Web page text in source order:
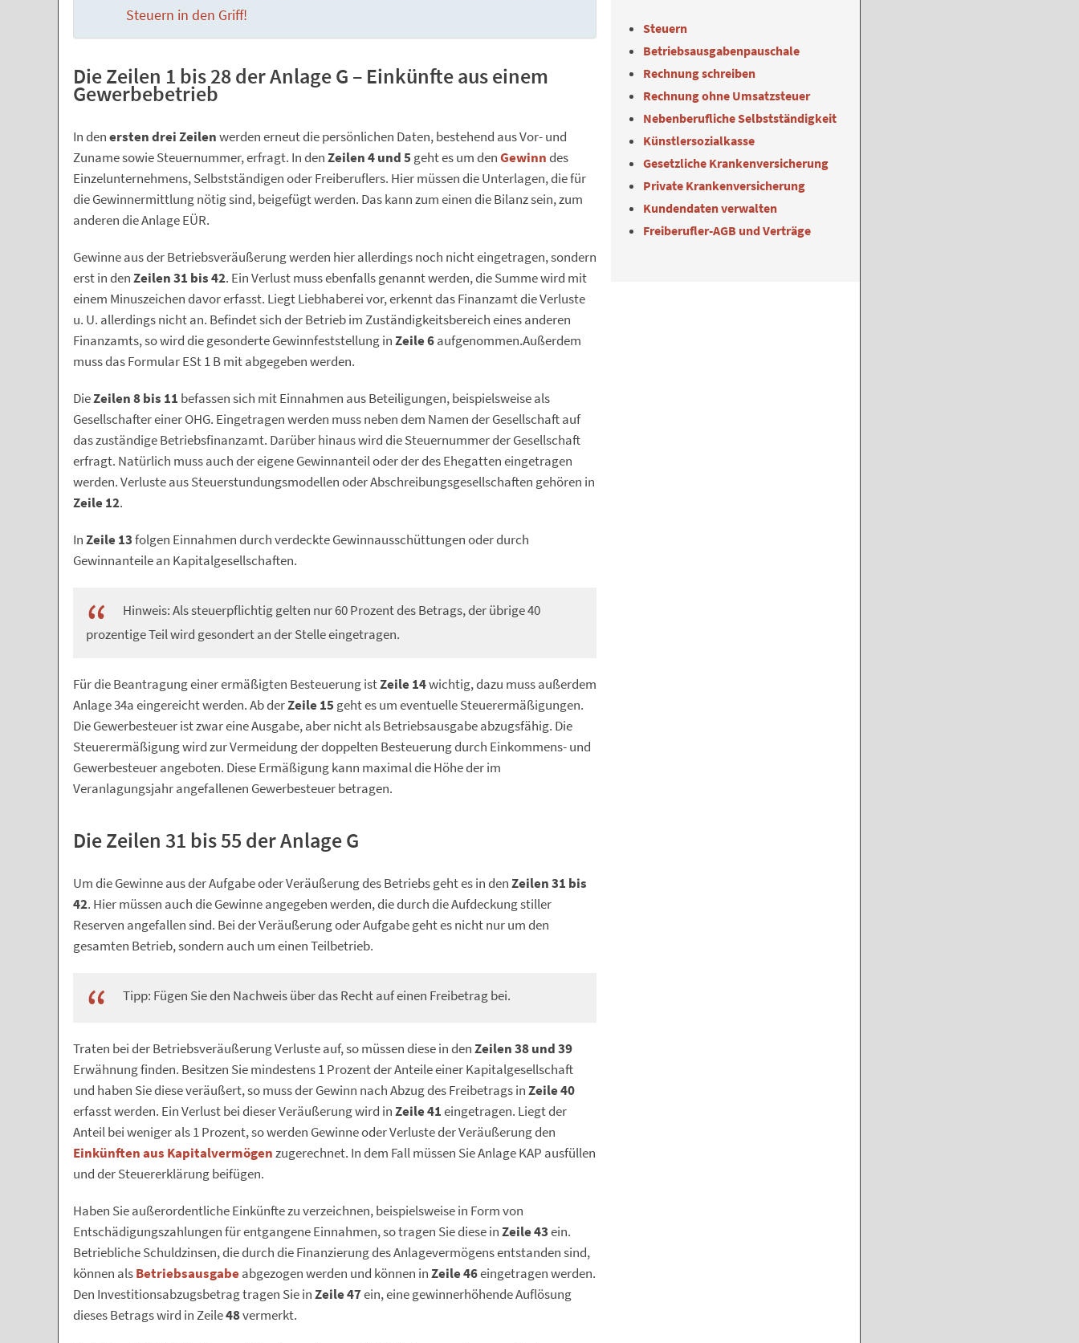
Steuern in den Griff!
Die Zeilen 1 bis 28 der Anlage G – Einkünfte aus einem
Gewerbebetrieb
In denersten drei Zeilenwerden erneut die persönlichen Daten, bestehend aus Vor- und
Zuname sowie Steuernummer, erfragt. In denZeilen 4 und 5geht es um denGewinndes
Einzelunternehmens, Selbstständigen oder Freiberuflers. Hier müssen die Unterlagen, die für
die Gewinnermittlung nötig sind, beigefügt werden. Das kann zum einen die Bilanz sein, zum
anderen die Anlage EÜR.
Gewinne aus der Betriebsveräußerung werden hier allerdings noch nicht eingetragen, sondern
erst in denZeilen 31 bis 42. Ein Verlust muss ebenfalls genannt werden, die Summe wird mit
einem Minuszeichen davor erfasst. Liegt Liebhaberei vor, erkennt das Finanzamt die Verluste
u. U. allerdings nicht an. Befindet sich der Betrieb im Zuständigkeitsbereich eines anderen
Finanzamts, so wird die gesonderte Gewinnfeststellung inZeile 6aufgenommen.Außerdem
muss das Formular ESt 1 B mit abgegeben werden.
DieZeilen 8 bis 11 befassen sich mit Einnahmen aus Beteiligungen, beispielsweise als
Gesellschafter einer OHG. Eingetragen werden muss neben dem Namen der Gesellschaft auf
das zuständige Betriebsfinanzamt. Darüber hinaus wird die Steuernummer der Gesellschaft
erfragt. Natürlich muss auch der eigene Gewinnanteil oder der des Ehegatten eingetragen
werden. Verluste aus Steuerstundungsmodellen oder Abschreibungsgesellschaften gehören in
Zeile 12.
InZeile 13folgen Einnahmen durch verdeckte Gewinnausschüttungen oder durch
Gewinnanteile an Kapitalgesellschaften.
Hinweis: Als steuerpflichtig gelten nur 60 Prozent des Betrags, der übrige 40
prozentige Teil wird gesondert an der Stelle eingetragen.
Für die Beantragung einer ermäßigten Besteuerung istZeile 14wichtig, dazu muss außerdem
Anlage 34a eingereicht werden. Ab derZeile 15geht es um eventuelle Steuerermäßigungen.
Die Gewerbesteuer ist zwar eine Ausgabe, aber nicht als Betriebsausgabe abzugsfähig. Die
Steuerermäßigung wird zur Vermeidung der doppelten Besteuerung durch Einkommens- und
Gewerbesteuer angeboten. Diese Ermäßigung kann maximal die Höhe der im
Veranlagungsjahr angefallenen Gewerbesteuer betragen.
Die Zeilen 31 bis 55 der Anlage G
Um die Gewinne aus der Aufgabe oder Veräußerung des Betriebs geht es in denZeilen 31 bis
42. Hier müssen auch die Gewinne angegeben werden, die durch die Aufdeckung stiller
Reserven angefallen sind. Bei der Veräußerung oder Aufgabe geht es nicht nur um den
gesamten Betrieb, sondern auch um einen Teilbetrieb.
Tipp: Fügen Sie den Nachweis über das Recht auf einen Freibetrag bei.
Traten bei der Betriebsveräußerung Verluste auf, so müssen diese in denZeilen 38 und 39
Erwähnung finden. Besitzen Sie mindestens 1 Prozent der Anteile einer Kapitalgesellschaft
und haben Sie diese veräußert, so muss der Gewinn nach Abzug des Freibetrags inZeile 40
erfasst werden. Ein Verlust bei dieser Veräußerung wird inZeile 41eingetragen. Liegt der
Anteil bei weniger als 1 Prozent, so werden Gewinne oder Verluste der Veräußerung den
Einkünften aus Kapitalvermögenzugerechnet. In dem Fall müssen Sie Anlage KAP ausfüllen
und der Steuererklärung beifügen.
Haben Sie außerordentliche Einkünfte zu verzeichnen, beispielsweise in Form von
Entschädigungszahlungen für entgangene Einnahmen, so tragen Sie diese inZeile 43ein.
Betriebliche Schuldzinsen, die durch die Finanzierung des Anlagevermögens entstanden sind,
können alsBetriebsausgabeabgezogen werden und können inZeile 46eingetragen werden.
Den Investitionsabzugsbetrag tragen Sie inZeile 47ein, eine gewinnerhöhende Auflösung
dieses Betrags wird in Zeile48vermerkt.
Steuern
Betriebsausgabenpauschale
Rechnung schreiben
Rechnung ohne Umsatzsteuer
Nebenberufliche Selbstständigkeit
Künstlersozialkasse
Gesetzliche Krankenversicherung
Private Krankenversicherung
Kundendaten verwalten
Freiberufler-AGB und Verträge